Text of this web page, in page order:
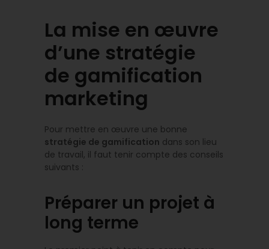
La mise en œuvre
d’une stratégie
de gamification
marketing
Pour mettre en œuvre une bonne
stratégie de gamification dans son lieu
de travail, il faut tenir compte des conseils
suivants :
Préparer un projet à
long terme